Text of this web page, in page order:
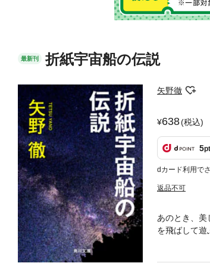
最新刊 折紙宇宙船の伝説
矢野徹
638(税込)
5pt
dカード利用で
返品不可
あのとき、
を飛ばして
の子を産ん